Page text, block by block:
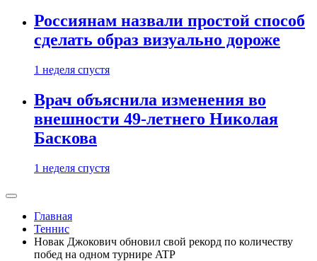
Россиянам назвали простой способ
сделать образ визуально дороже
1 неделя спустя
Врач объяснила изменения во
внешности 49-летнего Николая
Баскова
1 неделя спустя
Главная
Теннис
Новак Джокович обновил свой рекорд по количеству
побед на одном турнире ATP